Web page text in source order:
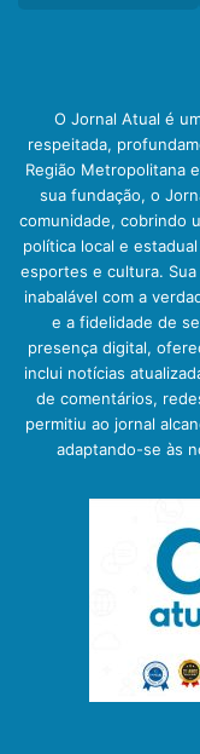
O Jornal Atual é
respeitada,
Região Metropolitana
sua fundação, o
comunidade, cobrindo
política local e
esportes e cultura.
inabalável com a
e a fidelidade de
presença digital,
inclui notícias
de comentários,
permitiu ao jornal
adaptando-se às